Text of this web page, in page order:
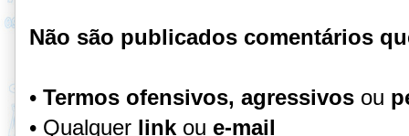
Não são publicados comentários
• Termos ofensivos, agressivos ou
• Qualquer link ou e-mail